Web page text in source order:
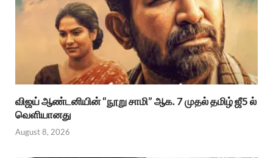
விஜய் ஆண்டனியின் “நூறு சாமி” ஆக. 7 முதல் தமிழ் ஜீ5 ல்
வெளியானது
August 8, 2026